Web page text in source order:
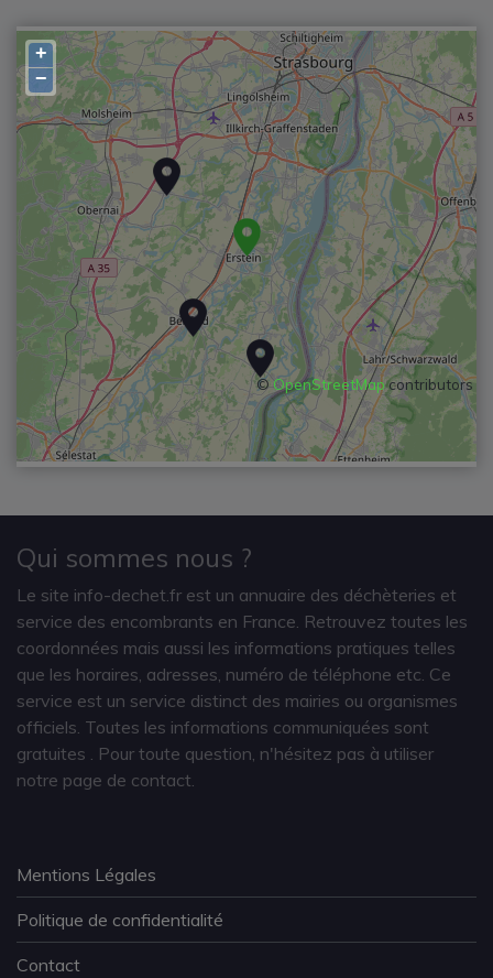
+
−
©OpenStreetMapcontributors
Qui sommes nous ?
Le site info-dechet.fr est un annuaire des déchèteries et
service des encombrants en France. Retrouvez toutes les
coordonnées mais aussi les informations pratiques telles
que les horaires, adresses, numéro de téléphone etc. Ce
service est un service distinct des mairies ou organismes
officiels. Toutes les informations communiquées sont
gratuites
. Pour toute question, n'hésitez pas à utiliser
notre page de contact.
Mentions Légales
Politique de confidentialité
Contact